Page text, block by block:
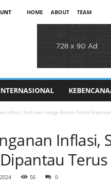
HOME ABOUT TEAM
Inflasi, Stok dan Harga Bahan Pokok
Inflasi,
Terus
56 0